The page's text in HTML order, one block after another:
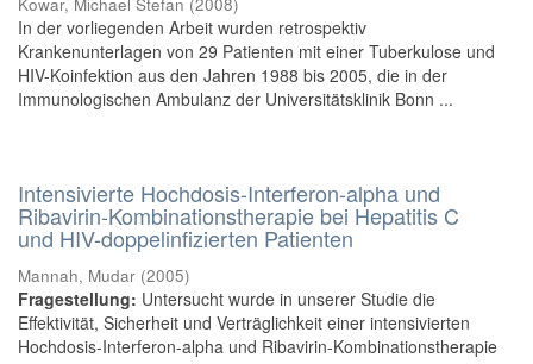
In der vorliegenden Arbeit wurden retrospektiv
Krankenunterlagen von 29 Patienten mit einer Tuberkulose und
HIV-Koinfektion aus den Jahren 1988 bis 2005, die in der
Immunologischen Ambulanz der Universitätsklinik Bonn ...
Intensivierte Hochdosis-Interferon-alpha und
Ribavirin-Kombinationstherapie bei Hepatitis C
und HIV-doppelinfizierten Patienten
Mannah, Mudar (2005)
Fragestellung: Untersucht wurde in unserer Studie die
Effektivität, Sicherheit und Verträglichkeit einer intensivierten
Hochdosis-Interferon-alpha und Ribavirin-Kombinationstherapie